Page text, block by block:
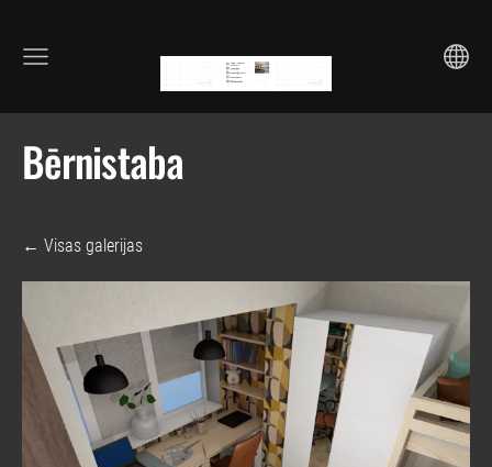
Bērnistaba
Visas galerijas